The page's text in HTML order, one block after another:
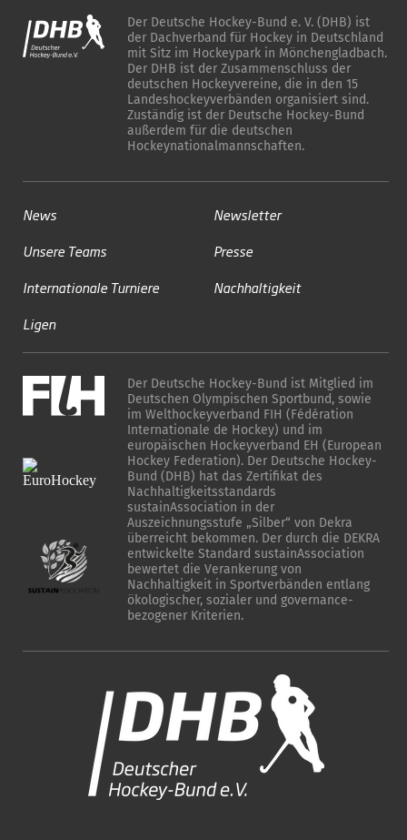
Der Deutsche Hockey-Bund e. V. (DHB) ist
der Dachverband für Hockey in Deutschland
mit Sitz im Hockeypark in Mönchengladbach.
Der DHB ist der Zusammenschluss der
deutschen Hockeyvereine, die in den 15
Landeshockeyverbänden organisiert sind.
Zuständig ist der Deutsche Hockey-Bund
außerdem für die deutschen
Hockeynationalmannschaften.
News
Unsere Teams
Internationale Turniere
Ligen
Newsletter
Presse
Nachhaltigkeit
Der Deutsche Hockey-Bund ist Mitglied im
Deutschen Olympischen Sportbund, sowie
im Welthockeyverband FIH (Fédération
Internationale de Hockey) und im
europäischen Hockeyverband EH (European
Hockey Federation). Der Deutsche Hockey-
Bund (DHB) hat das Zertifikat des
Nachhaltigkeitsstandards
sustainAssociation in der
Auszeichnungsstufe „Silber“ von Dekra
überreicht bekommen. Der durch die DEKRA
entwickelte Standard sustainAssociation
bewertet die Verankerung von
Nachhaltigkeit in Sportverbänden entlang
ökologischer, sozialer und governance-
bezogener Kriterien.